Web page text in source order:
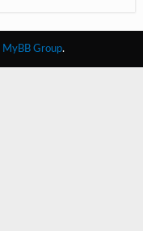
MyBB Group.